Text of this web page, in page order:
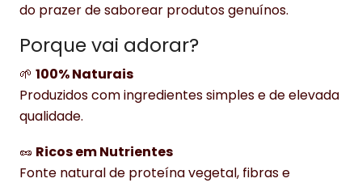
do prazer de saborear produtos genuínos.
Porque vai adorar?
🌱 100% Naturais
Produzidos com ingredientes simples e de elevada
qualidade.
🥜 Ricos em Nutrientes
Fonte natural de proteína vegetal, fibras e